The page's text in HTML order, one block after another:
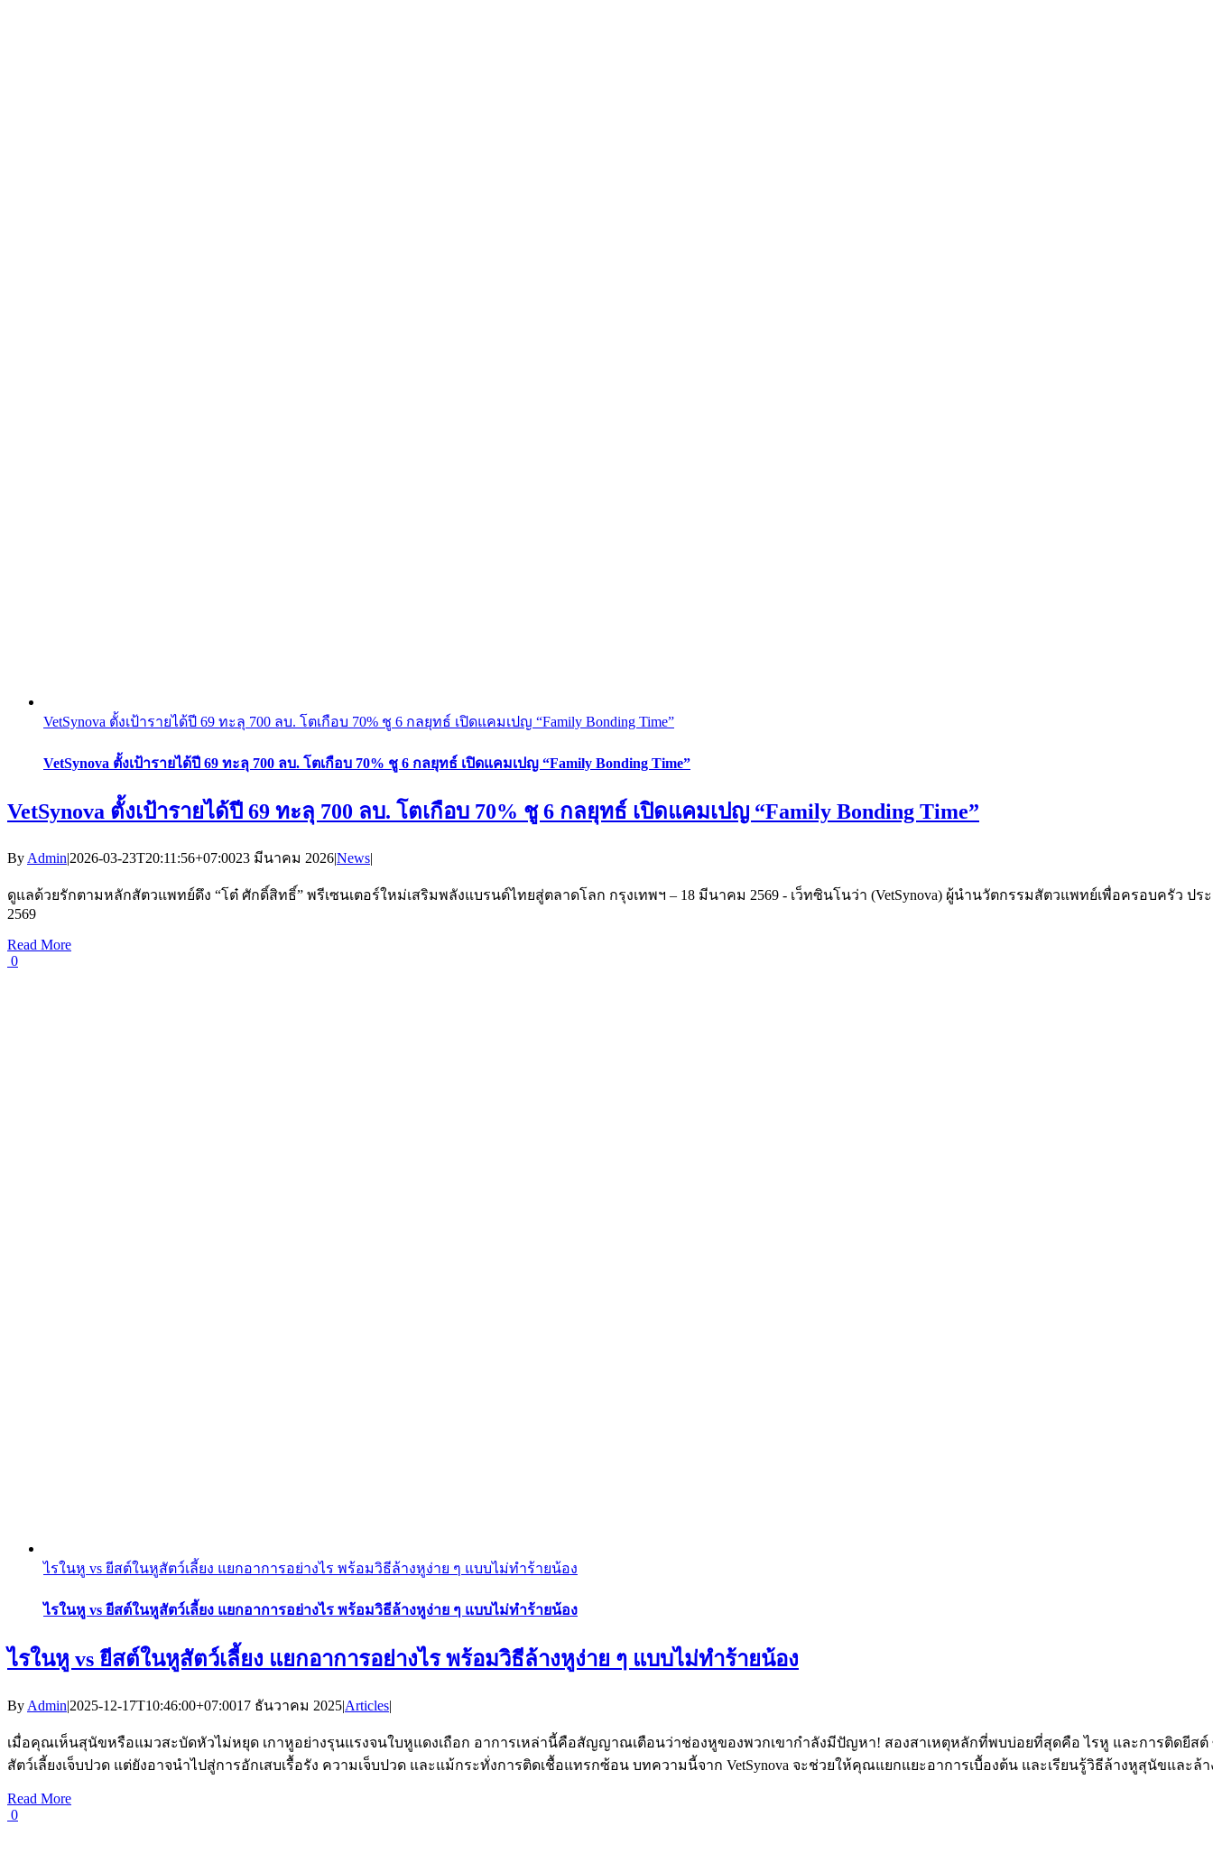
VetSynova ตั้งเป้ารายได้ปี 69 ทะลุ 700 ลบ. โตเกือบ 70% ชู 6 กลยุทธ์ เปิดแคมเปญ “Family Bonding Time”
VetSynova ตั้งเป้ารายได้ปี 69 ทะลุ 700 ลบ. โตเกือบ 70% ชู 6 กลยุทธ์ เปิดแคมเปญ “Family Bonding Time”
VetSynova ตั้งเป้ารายได้ปี 69 ทะลุ 700 ลบ. โตเกือบ 70% ชู 6 กลยุทธ์ เปิดแคมเปญ “Family Bonding Time”
By Admin|2026-03-23T20:11:56+07:0023 มีนาคม 2026|News|
ดูแลด้วยรักตามหลักสัตวแพทย์ดึง “โต๋ ศักดิ์สิทธิ์” พรีเซนเตอร์ใหม่เสริมพลังแบรนด์ไทยสู่ตลาดโลก กรุงเทพฯ – 18 มีนาคม 2569 - เว็ทซินโนว่า (VetSynova) ผู้นำนวัตกรรมสัตวแพทย์เพื่อครอบครัว ป
2569
Read More
0
ไรในหู vs ยีสต์ในหูสัตว์เลี้ยง แยกอาการอย่างไร พร้อมวิธีล้างหูง่าย ๆ แบบไม่ทำร้ายน้อง
ไรในหู vs ยีสต์ในหูสัตว์เลี้ยง แยกอาการอย่างไร พร้อมวิธีล้างหูง่าย ๆ แบบไม่ทำร้ายน้อง
ไรในหู vs ยีสต์ในหูสัตว์เลี้ยง แยกอาการอย่างไร พร้อมวิธีล้างหูง่าย ๆ แบบไม่ทำร้ายน้อง
By Admin|2025-12-17T10:46:00+07:0017 ธันวาคม 2025|Articles|
เมื่อคุณเห็นสุนัขหรือแมวสะบัดหัวไม่หยุด เกาหูอย่างรุนแรงจนใบหูแดงเถือก อาการเหล่านี้คือสัญญาณเตือนว่าช่องหูของพวกเขากำลังมีปัญหา! สองสาเหตุหลักที่พบบ่อยที่สุดคือ ไรหู และการติดยีส
สัตว์เลี้ยงเจ็บปวด แต่ยังอาจนำไปสู่การอักเสบเรื้อรัง ความเจ็บปวด และแม้กระทั่งการติดเชื้อแทรกซ้อน บทความนี้จาก VetSynova จะช่วยให้คุณแยกแยะอาการเบื้องต้น และเรียนรู้วิธีล้างหูสุนัขแ
Read More
0